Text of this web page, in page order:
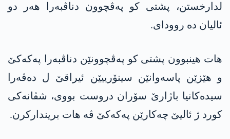
لدارخستن، پشتی کو پەڤچوون دناڤبەرا ھەر دو
ئالیان دە روودای.
ھات ھینبوون پشتی کو پەڤچوونێن دناڤبەرا پەکەکێ
و ھێزێن پاسەوانێن سینۆرییێن ئیراقێ ل دەڤەرا
سیدەکانیا باژارێ سۆران دروست بووی، شڤانەکی
کورد ژ ئالیێ چەکارێن پەکەکێ ڤە ھات بریندارکرن.